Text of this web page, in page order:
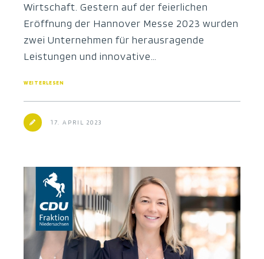
Wirtschaft. Gestern auf der feierlichen
Eröffnung der Hannover Messe 2023 wurden
zwei Unternehmen für herausragende
Leistungen und innovative…
WEITERLESEN
17. APRIL 2023